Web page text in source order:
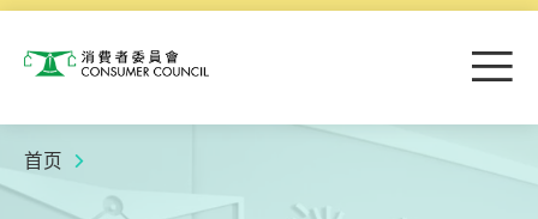
消费者委员会 目
首页